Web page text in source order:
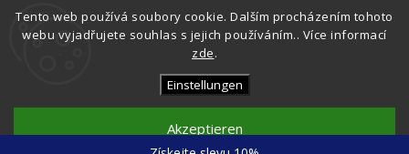
Tento web používá soubory cookie. Dalším procházením tohoto
webu vyjadřujete souhlas s jejich používáním.. Více informací
zde.
Einstellungen
Akzeptieren
Auf Instagram folgen
Česká Síťovka
Cookie-Einstellungen ändern